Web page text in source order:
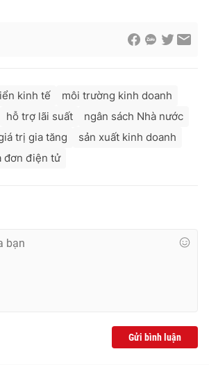
kinh tế
môi trường kinh doanh
hỗ trợ lãi suất
ngân sách Nhà nước
trị gia tăng
sản xuất kinh doanh
đơn điện tử
Gửi bình luận